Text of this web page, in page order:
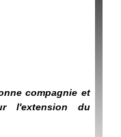
compagnie et
l'extension du